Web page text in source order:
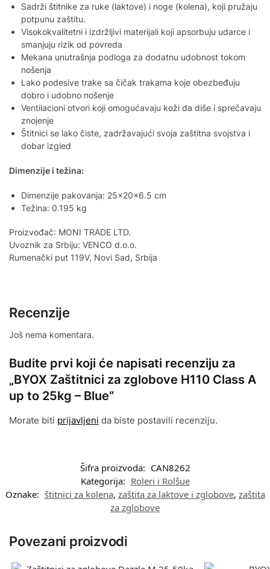
Sadrži štitnike za ruke (laktove) i noge (kolena), koji pružaju
potpunu zaštitu.
Visokokvalitetni i izdržljivi materijali koji apsorbuju udarce i
smanjuju rizik od povreda
Mekana unutrašnja podloga za dodatnu udobnost tokom
nošenja
Lako podesive trake sa čičak trakama koje obezbeđuju
dobro i udobno nošenje
Ventilacioni otvori koji omogućavaju koži da diše i sprečavaju
znojenje
Štitnici se lako čiste, zadržavajući svoja zaštitna svojstva i
dobar izgled
Dimenzije i težina:
Dimenzije pakovanja: 25x20x6.5 cm
Težina: 0.195 kg
Proizvođač: MONI TRADE LTD.
Uvoznik za Srbiju: VENCO d.o.o.
Rumenački put 119V, Novi Sad, Srbija
Recenzije
Još nema komentara.
Budite prvi koji će napisati recenziju za
„BYOX Zaštitnici za zglobove H110 Class A
up to 25kg – Blue“
Morate biti prijavljeni da biste postavili recenziju.
Šifra proizvoda: CAN8262
Kategorija: Roleri i Rolšue
Oznake: štitnici za kolena, zaštita za laktove i zglobove, zaštita
za zglobove
Povezani proizvodi